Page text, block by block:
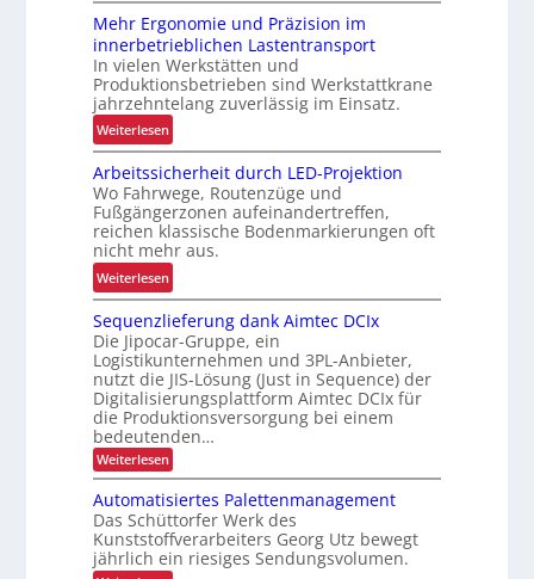
L
a
d
e
n
w
a
a
g
e
z
u
r
K
I
o
b
u
s
t
e
ö
s
u
n
g
f
ü
r
R
e
c
y
c
l
i
n
g
h
Mehr Ergonomie und Präzision im
innerbetrieblichen Lastentransport
In vielen Werkstätten und
Produktionsbetrieben sind Werkstattkrane
jahrzehntelang zuverlässig im Einsatz.
Weiterlesen:
M
e
h
r
E
r
g
o
n
o
m
i
e
u
n
d
P
r
ä
Arbeitssicherheit durch LED-Projektion
Wo Fahrwege, Routenzüge und
Fußgängerzonen aufeinandertreffen,
reichen klassische Bodenmarkierungen oft
nicht mehr aus.
Weiterlesen:
A
r
b
e
i
t
s
s
i
c
h
e
r
Sequenzlieferung dank Aimtec DCIx
Die Jipocar-Gruppe, ein
Logistikunternehmen und 3PL-Anbieter,
nutzt die JIS-Lösung (Just in Sequence) der
Digitalisierungsplattform Aimtec DCIx für
die Produktionsversorgung bei einem
bedeutenden…
Weiterlesen:
S
q
u
e
n
z
Automatisiertes Palettenmanagement
Das Schüttorfer Werk des
Kunststoffverarbeiters Georg Utz bewegt
jährlich ein riesiges Sendungsvolumen.